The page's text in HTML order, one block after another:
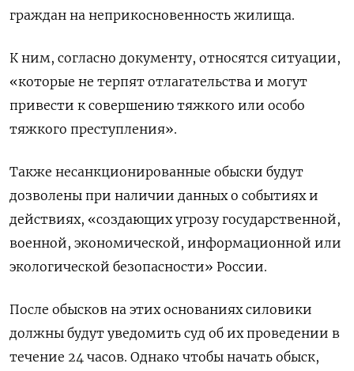
граждан на неприкосновенность жилища.
К ним, согласно документу, относятся ситуации,
«которые не терпят отлагательства и могут
привести к совершению тяжкого или особо
тяжкого преступления».
Также несанкционированные обыски будут
дозволены при наличии данных о событиях и
действиях, «создающих угрозу государственной,
военной, экономической, информационной или
экологической безопасности» России.
После обысков на этих основаниях силовики
должны будут уведомить суд об их проведении в
течение 24 часов. Однако чтобы начать обыск,